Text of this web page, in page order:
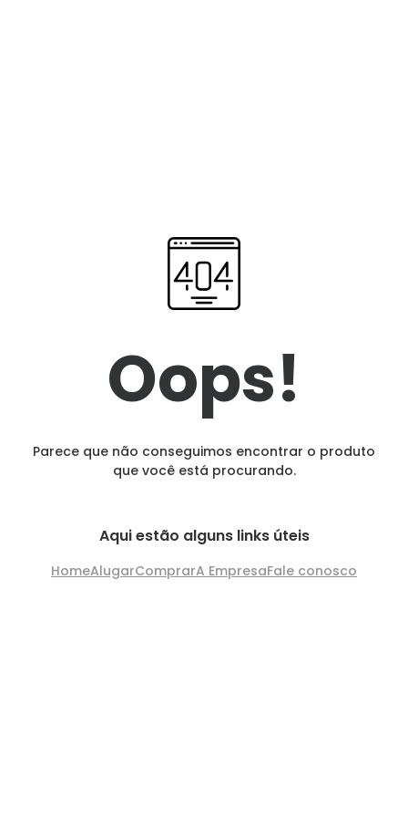
Oops!
Parece que não conseguimos encontrar o produto
que você está procurando.
Aqui estão alguns links úteis
HomeAlugarComprarA EmpresaFale conosco